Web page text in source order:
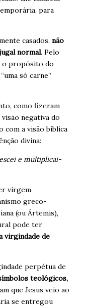
para
casados, não
normal. Pelo
o propósito do
só carne”
como fizeram
negativa do
com a visão bíblica
divina:
e multiplicai-
virgem
greco-
(ou Ártemis),
pode ter
virgindade de
perpétua de
teológicos,
que Jesus veio ao
se entregou